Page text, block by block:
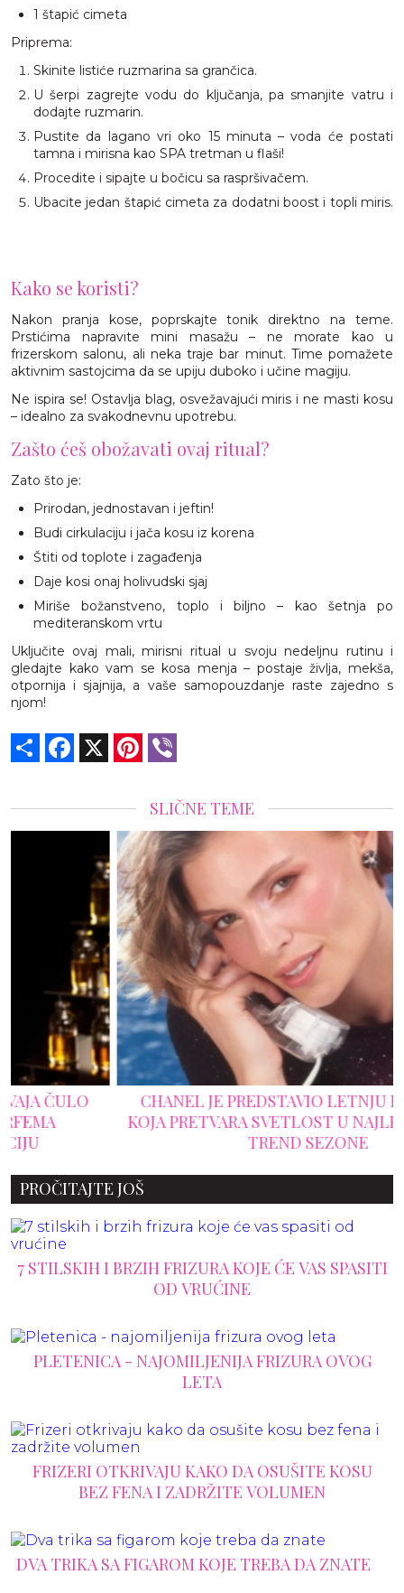
1 štapić cimeta
Priprema:
Skinite listiće ruzmarina sa grančica.
U šerpi zagrejte vodu do ključanja, pa smanjite vatru i
dodajte ruzmarin.
Pustite da lagano vri oko 15 minuta – voda će postati
tamna i mirisna kao SPA tretman u flaši!
Procedite i sipajte u bočicu sa raspršivačem.
Ubacite jedan štapić cimeta za dodatni boost i topli miris.
Kako se koristi?
Nakon pranja kose, poprskajte tonik direktno na teme.
Prstićima napravite mini masažu – ne morate kao u
frizerskom salonu, ali neka traje bar minut. Time pomažete
aktivnim sastojcima da se upiju duboko i učine magiju.
Ne ispira se! Ostavlja blag, osvežavajući miris i ne masti kosu
– idealno za svakodnevnu upotrebu.
Zašto ćeš obožavati ovaj ritual?
Zato što je:
Prirodan, jednostavan i jeftin!
Budi cirkulaciju i jača kosu iz korena
Štiti od toplote i zagađenja
Daje kosi onaj holivudski sjaj
Miriše božanstveno, toplo i biljno – kao šetnja po
mediteranskom vrtu
Uključite ovaj mali, mirisni ritual u svoju nedeljnu rutinu i
gledajte kako vam se kosa menja – postaje življa, mekša,
otpornija i sjajnija, a vaše samopouzdanje raste zajedno s
njom!
Share Facebook Pinterest
SLIČNE TEME
CHANEL JE PREDSTAVIO LETNJU KOLEKCIJU
KOJA PRETVARA SVETLOST U NAJLEPŠI BEAUTY
TREND SEZONE
PROČITAJTE JOŠ
7 STILSKIH I BRZIH FRIZURA KOJE ĆE VAS SPASITI
OD VRUĆINE
PLETENICA - NAJOMILJENIJA FRIZURA OVOG
LETA
FRIZERI OTKRIVAJU KAKO DA OSUŠITE KOSU
BEZ FENA I ZADRŽITE VOLUMEN
DVA TRIKA SA FIGAROM KOJE TREBA DA ZNATE